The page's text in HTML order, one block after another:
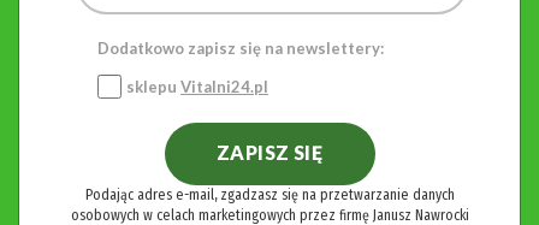
Dodatkowo zapisz się na newslettery:
sklepu Vitalni24.pl
ZAPISZ SIĘ
Podając adres e-mail, zgadzasz się na przetwarzanie danych
osobowych w celach marketingowych przez firmę Janusz Nawrocki